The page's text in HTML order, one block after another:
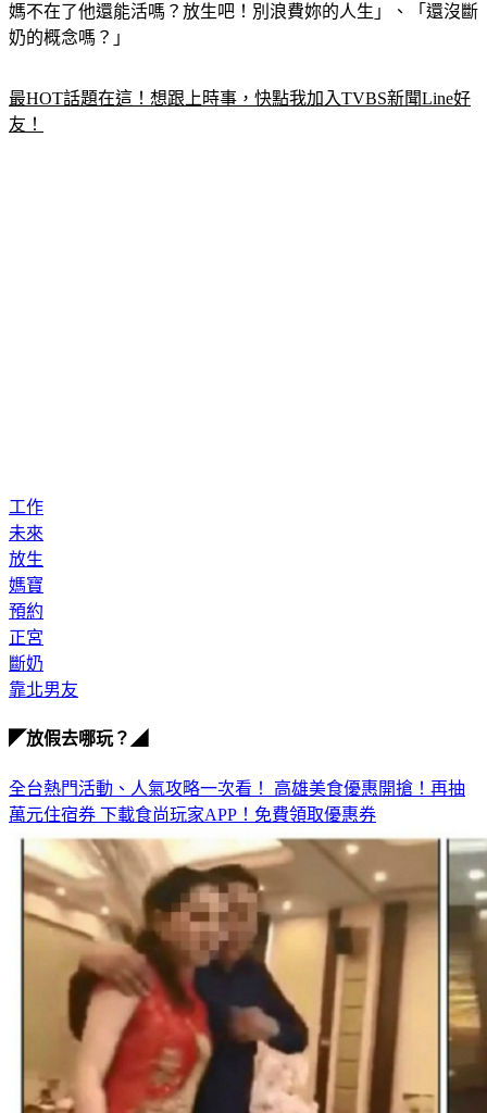
奶的概念嗎？」
友！
未來
放生
媽寶
預約
正宮
斷奶
靠北男友
萬元住宿券下載食尚玩家APP！免費領取優惠券